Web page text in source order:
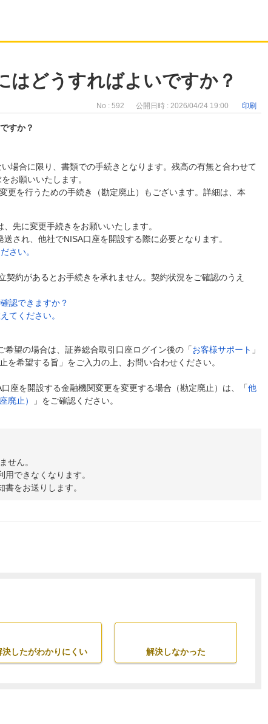
はどうすればよいですか？
No : 592 公開日時 : 2026/04/24 19:00 印刷
すか？
場合に限り、書類での手続きとなります。残高の有無と合わせて
お願いいたします。
更を行うための手続き（勘定廃止）もございます。詳細は、本
先に変更手続きをお願いいたします。
され、他社でNISA口座を開設する際に必要となります。
さい。
契約があるとお手続きを承れません。契約状況をご確認のうえ
認できますか？
てください。
希望の場合は、証券総合取引口座ログイン後の「お客様サポート 」
を希望する旨」をご入力の上、お問い合わせください。
座を開設する金融機関変更を変更する場合（勘定廃止）は、「他
廃止）
」をご確認ください。
せん。
できなくなります。
をお送りします。
決したがわかりにくい 解決しなかった